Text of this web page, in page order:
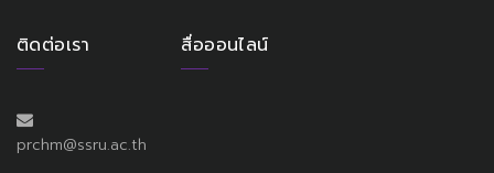
ติดต่อเรา
prchm@ssru.ac.th
สื่อออนไลน์